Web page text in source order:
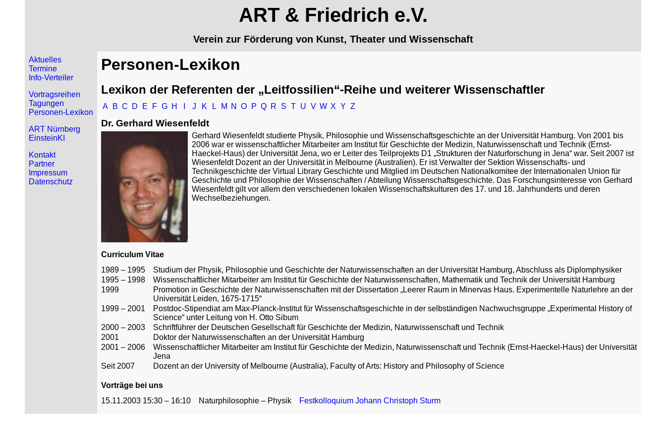
ART & Friedrich e.V.
Verein zur Förderung von Kunst, Theater und Wissenschaft
Aktuelles
Termine
Info-Verteiler
Vortragsreihen
Tagungen
Personen-Lexikon
ART Nürnberg
EinsteinKI
Kontakt
Partner
Impressum
Datenschutz
Personen-Lexikon
Lexikon der Referenten der „Leitfossilien“-Reihe und weiterer Wissenschaftler
A B C D E F G H J K L M N O P Q R S T U V W X Y Z
Dr. Gerhard Wiesenfeldt
Gerhard Wiesenfeldt studierte Physik, Philosophie und Wissenschaftsgeschichte an der Universität Hamburg. Von 2001 bis
2006 war er wissenschaftlicher Mitarbeiter am Institut für Geschichte der Medizin, Naturwissenschaft und Technik (Ernst-
Haeckel-Haus) der Universität Jena, wo er Leiter des Teilprojekts D1 „Strukturen der Naturforschung in Jena“ war. Seit 2007 ist
Wiesenfeldt Dozent an der Universität in Melbourne (Australien). Er ist Verwalter der Sektion Wissenschafts- und
Technikgeschichte der Virtual Library Geschichte und Mitglied im Deutschen Nationalkomitee der Internationalen Union für
Geschichte und Philosophie der Wissenschaften / Abteilung Wissenschaftsgeschichte. Das Forschungsinteresse von Gerhard
Wiesenfeldt gilt vor allem den verschiedenen lokalen Wissenschaftskulturen des 17. und 18. Jahrhunderts und deren
Wechselbeziehungen.
Curriculum Vitae
1989 – 1995
Studium der Physik, Philosophie und Geschichte der Naturwissenschaften an der Universität Hamburg, Abschluss als Diplomphysiker
1995 – 1998
Wissenschaftlicher Mitarbeiter am Institut für Geschichte der Naturwissenschaften, Mathematik und Technik der Universität Hamburg
1999
Promotion in Geschichte der Naturwissenschaften mit der Dissertation „Leerer Raum in Minervas Haus. Experimentelle Naturlehre an der
Universität Leiden, 1675-1715“
1999 – 2001
Postdoc-Stipendiat am Max-Planck-Institut für Wissenschaftsgeschichte in der selbständigen Nachwuchsgruppe „Experimental History of
Science“ unter Leitung von H. Otto Sibum
2000 – 2003
Schriftführer der Deutschen Gesellschaft für Geschichte der Medizin, Naturwissenschaft und Technik
2001
Doktor der Naturwissenschaften an der Universität Hamburg
2001 – 2006
Wissenschaftlicher Mitarbeiter am Institut für Geschichte der Medizin, Naturwissenschaft und Technik (Ernst-Haeckel-Haus) der Universität
Jena
Seit 2007
Dozent an der University of Melbourne (Australia), Faculty of Arts: History and Philosophy of Science
Vorträge bei uns
15.11.2003 15:30 – 16:10
Naturphilosophie – Physik Festkolloquium Johann Christoph Sturm